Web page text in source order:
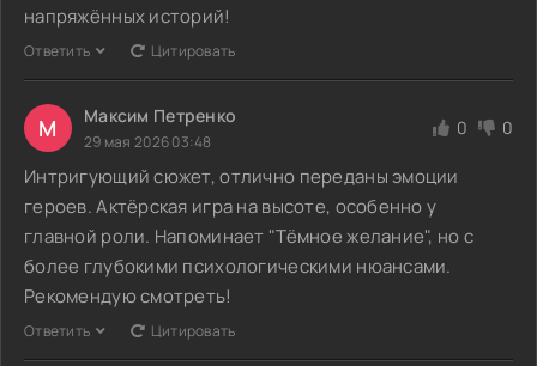
напряжённых историй!
Ответить Цитировать
М Максим Петренко
29 мая 2026 03:48
0 0
Интригующий сюжет, отлично переданы эмоции
героев. Актёрская игра на высоте, особенно у
главной роли. Напоминает "Тёмное желание", но с
более глубокими психологическими нюансами.
Рекомендую смотреть!
Ответить Цитировать